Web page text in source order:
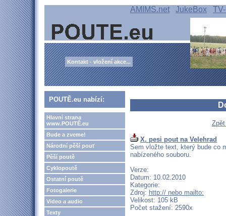
AMIMS.net JukeBox
Kontakt - vložení akce...
POUTĚ.eu nabízí:
Hlavní strana
www.POUTĚ.eu
Bude a zveme!
Národní pěší pouť
Pěší poutě
Cyklopoutě
Ostatní poutě
Fotogalerie
Video a audio
Texty
X. pesi pout na Velehrad
Sem vložte text, který bude co
nabízeného souboru.
Verze:
Datum: 10.02.2010
Kategorie:
Zdroj: http:// nebo mailto:
Velikost: 105 kB
Počet stažení: 2590x